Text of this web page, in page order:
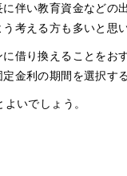
伴い教育資金などの
考える方も多いと思い
借り換えることをお
金利の期間を選択す
いでしょう。